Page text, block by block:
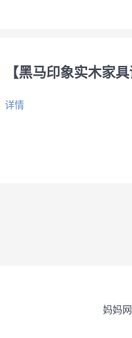
【黑马印象实木家
详情
妈妈网